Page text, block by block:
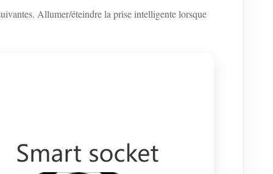
Allumer/éteindre la prise intelligente lorsque